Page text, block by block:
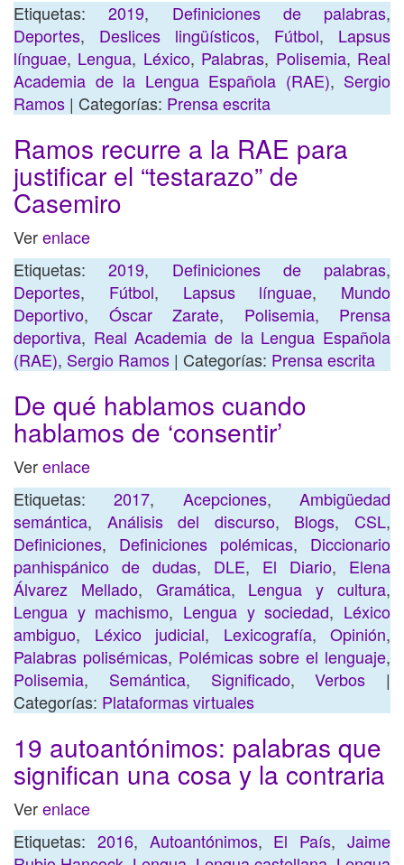
Etiquetas:2019, Definiciones de palabras,
Deportes, Deslices lingüísticos, Fútbol, Lapsus
línguae, Lengua, Léxico, Palabras, Polisemia, Real
Academia de la Lengua Española (RAE), Sergio
Ramos | Categorías: Prensa escrita
Ramos recurre a la RAE para
justificar el “testarazo” de
Casemiro
Verenlace
Etiquetas:2019, Definiciones de palabras,
Deportes, Fútbol, Lapsus línguae, Mundo
Deportivo, Óscar Zarate, Polisemia, Prensa
deportiva, Real Academia de la Lengua Española
(RAE), Sergio Ramos | Categorías: Prensa escrita
De qué hablamos cuando
hablamos de ‘consentir’
Verenlace
Etiquetas:2017, Acepciones,Ambigüedad
semántica, Análisis del discurso, Blogs,CSL,
Definiciones, Definiciones polémicas, Diccionario
panhispánico de dudas, DLE, El Diario, Elena
Álvarez Mellado, Gramática, Lengua y cultura,
Lengua y machismo, Lengua y sociedad, Léxico
ambiguo, Léxico judicial, Lexicografía, Opinión,
Palabras polisémicas, Polémicas sobre el lenguaje,
Polisemia, Semántica, Significado,Verbos |
Categorías: Plataformas virtuales
19 autoantónimos: palabras que
significan una cosa y la contraria
Verenlace
Etiquetas: 2016, Autoantónimos, El País,Jaime